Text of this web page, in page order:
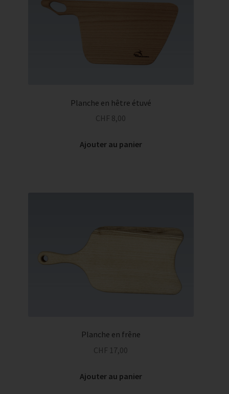
Planche en hêtre étuvé
CHF 8,00
Ajouter au panier
Planche en frêne
CHF 17,00
Ajouter au panier